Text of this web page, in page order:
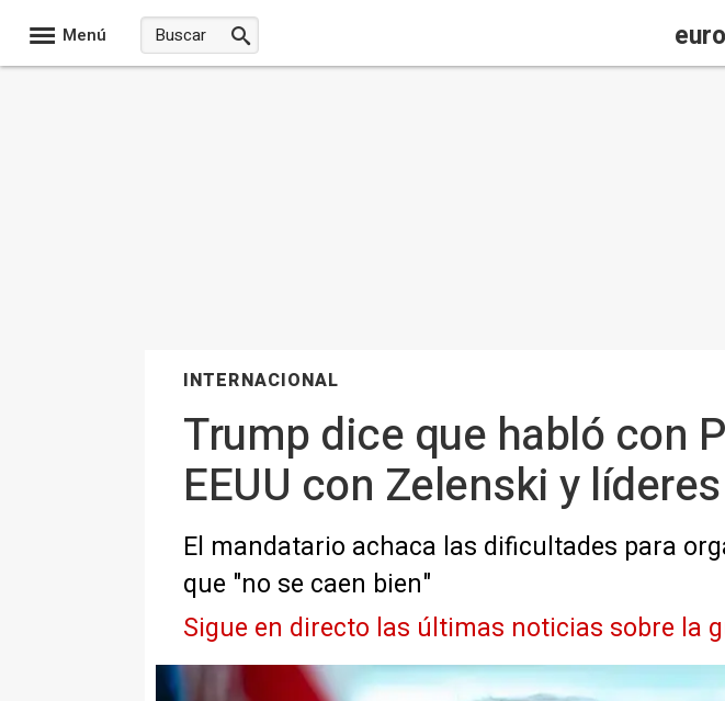
Menú
INTERNACIONAL
Trump dice que habló con
EEUU con Zelenski y
El mandatario achaca las dificultades para
que "no se caen bien"
Sigue en directo las últimas noticias sobre la